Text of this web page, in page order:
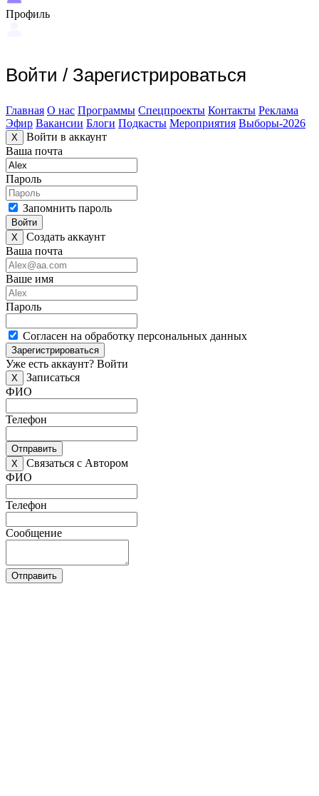
Профиль
Войти / Зарегистрироваться
Главная О нас Программы Спецпроекты Контакты Реклама
Эфир Вакансии Блоги Подкасты Мероприятия Выборы-2026
X
Войти в аккаунт
Ваша почта
Пароль
Запомнить пароль
Войти
X
Создать аккаунт
Ваша почта
Ваше имя
Пароль
Согласен на обработку персональных данных
Зарегистрироваться
Уже есть аккаунт? Войти
X
Записаться
ФИО
Телефон
Отправить
X
Связаться с Автором
ФИО
Телефон
Сообщение
Отправить